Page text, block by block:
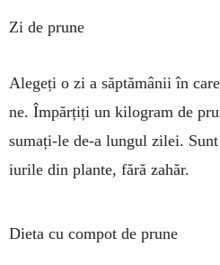
Zi de prune
Alegeți o zi a săp­tămânii în
ne. Împăr­țiți un kilo­gram de
sumați-le de-a lungul zilei.
iurile din plante, fără zahăr.
Dieta cu compot de prune